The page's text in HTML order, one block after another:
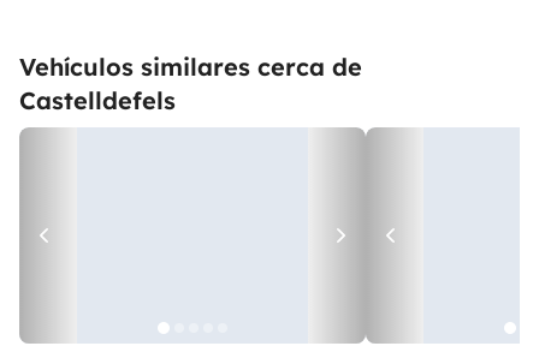
Vehículos similares cerca de
Castelldefels